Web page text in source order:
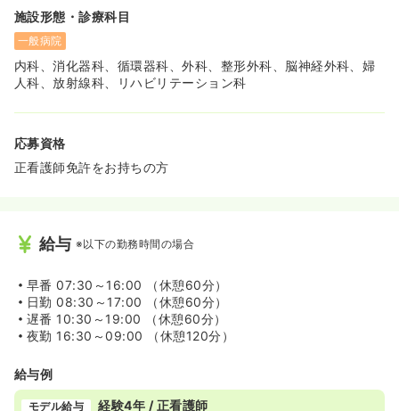
施設形態・診療科目
一般病院
内科、消化器科、循環器科、外科、整形外科、脳神経外科、婦
人科、放射線科、リハビリテーション科
応募資格
正看護師免許をお持ちの方
給与 ※以下の勤務時間の場合
早番 07:30～16:00 （休憩60分）
日勤 08:30～17:00 （休憩60分）
遅番 10:30～19:00 （休憩60分）
夜勤 16:30～09:00 （休憩120分）
給与例
モデル給与 経験4年 / 正看護師